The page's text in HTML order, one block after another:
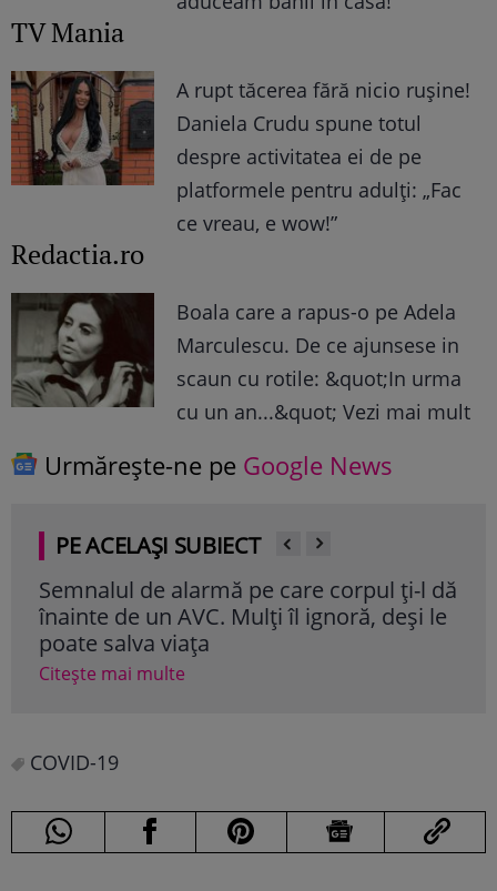
TV Mania
A rupt tăcerea fără nicio rușine!
Daniela Crudu spune totul
despre activitatea ei de pe
platformele pentru adulți: „Fac
ce vreau, e wow!”
Redactia.ro
Boala care a rapus-o pe Adela
Marculescu. De ce ajunsese in
scaun cu rotile: &quot;In urma
cu un an...&quot; Vezi mai mult
Urmărește-ne pe Google News
PE ACELAȘI SUBIECT
Semnalul de alarmă pe care corpul ți-l dă
înainte de un AVC. Mulți îl ignoră, deși le
poate salva viața
Citește mai multe
COVID-19